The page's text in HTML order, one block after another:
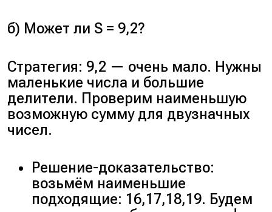
б) Может ли S = 9,2?
Стратегия: 9,2 — очень мало. Нужны
маленькие числа и большие
делители. Проверим наименьшую
возможную сумму для двузначных
чисел.
Решение-доказательство:
возьмём наименьшие
подходящие: 16,17,18,19. Будем